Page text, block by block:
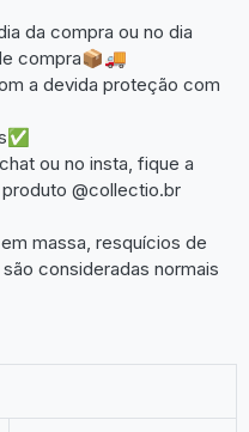
da compra ou no dia
compra📦🚚
a devida proteção com
ou no insta, fique a
@collectio.br
massa, resquícios de
consideradas normais